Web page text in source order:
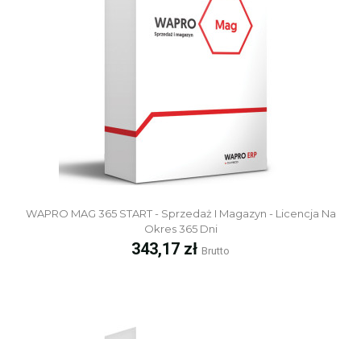
WAPRO MAG 365 START - Sprzedaż I Magazyn - Licencja Na
Okres 365 Dni
Cena
343,17 zł Brutto